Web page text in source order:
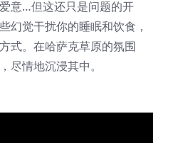
意…但这还只是问题的开
幻觉干扰你的睡眠和饮食，
式。在哈萨克草原的氛围
尽情地沉浸其中。